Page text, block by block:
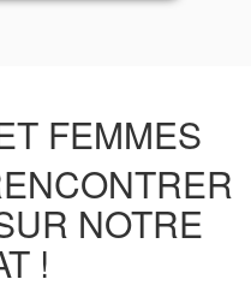
FEMMES
NOTRE
!